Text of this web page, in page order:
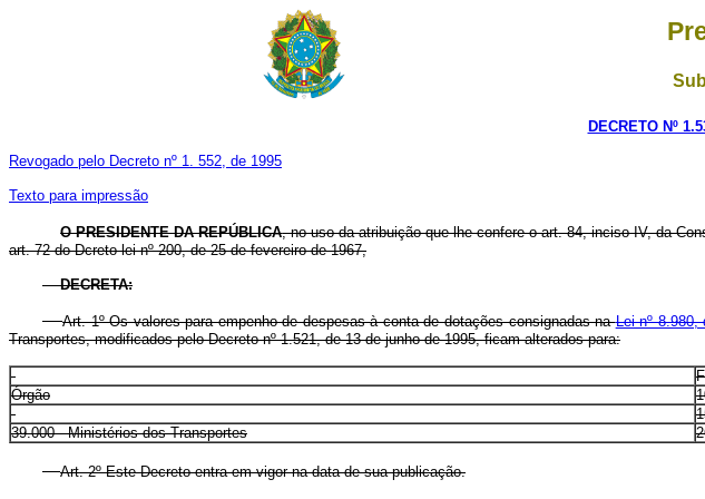
DECRETO Nº
Revogado pelo Decreto nº 1. 552, de 1995
Texto para impressão
O PRESIDENTE DA REPÚBLICA, no uso da atribuição que lhe confere o art. 84, inciso IV, da
art. 72 do Dcreto-lei nº 200, de 25 de fevereiro de 1967,
DECRETA:
Art. 1º Os valores para empenho de despesas à conta de dotações consignadas naLei nº 8.980,
Transportes, modificados pelo Decreto nº 1.521, de 13 de junho de 1995, ficam alterados para:
Órgão
39.000 - Ministérios dos Transportes
Art. 2º Este Decreto entra em vigor na data de sua publicação.